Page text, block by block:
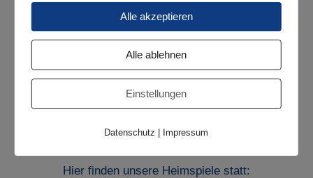
Lebensjahr auf Antrag)
Der Mitgliedsbeitrag wirdhalbjährlichjeweils im März und
September eines jeden Jahres in der Regel bequem per
Bankeinzug abgebucht. Sollte die Entrichtung des Beitrags per
Rechnungsstellung und deren Eingangsüberwachung an.
Hier finden unsere Heimspiele statt:
Alle akzeptieren
Alle ablehnen
Einstellungen
Datenschutz Impressum